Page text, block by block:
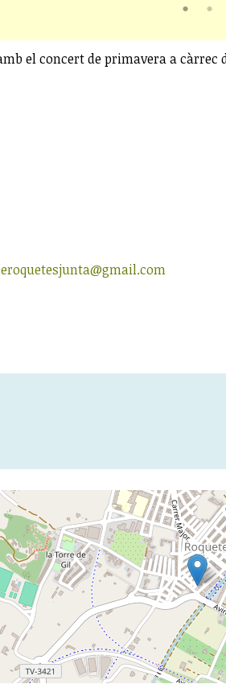
el concert de primavera a